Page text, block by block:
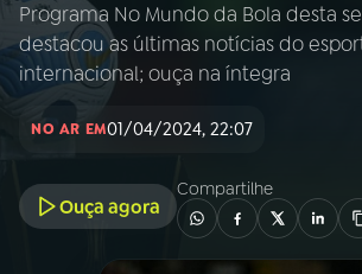
01INÍCIO
02A RÁDIO
03PROGRAMAÇÃO
Programa No Mundo da Bola desta
destacou as últimas notícias do
internacional; ouça na íntegra
NO AR EM01/04/2024, 22:07
Ouça agora
Compartilhe